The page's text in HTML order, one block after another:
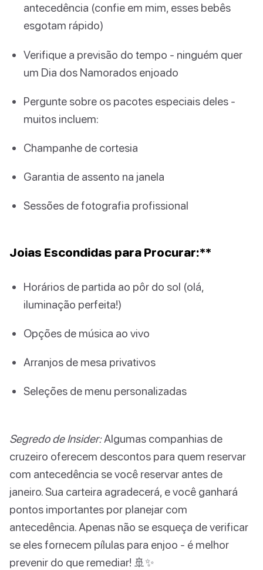
antecedência (confie em mim, esses bebês
esgotam rápido)
Verifique a previsão do tempo - ninguém quer
um Dia dos Namorados enjoado
Pergunte sobre os pacotes especiais deles -
muitos incluem:
Champanhe de cortesia
Garantia de assento na janela
Sessões de fotografia profissional
Joias Escondidas para Procurar:**
Horários de partida ao pôr do sol (olá,
iluminação perfeita!)
Opções de música ao vivo
Arranjos de mesa privativos
Seleções de menu personalizadas
Segredo de Insider:Algumas companhias de
cruzeiro oferecem descontos para quem reservar
com antecedência se você reservar antes de
janeiro. Sua carteira agradecerá, e você ganhará
pontos importantes por planejar com
antecedência. Apenas não se esqueça de verificar
se eles fornecem pílulas para enjoo - é melhor
prevenir do que remediar! 🚢✨